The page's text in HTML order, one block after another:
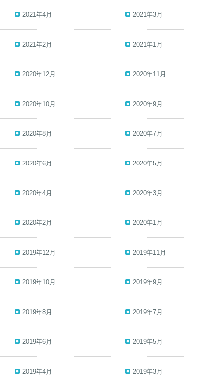
2021年4月 2021年3月
2021年2月 2021年1月
2020年12月 2020年11月
2020年10月 2020年9月
2020年8月 2020年7月
2020年6月 2020年5月
2020年4月 2020年3月
2020年2月 2020年1月
2019年12月 2019年11月
2019年10月 2019年9月
2019年8月 2019年7月
2019年6月 2019年5月
2019年4月 2019年3月